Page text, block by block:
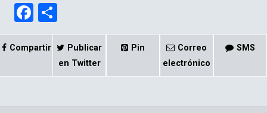
F
a
ce
o
m
p
Compartir
Publicar
en Twitter
Pin
Correo
electrónico
SMS